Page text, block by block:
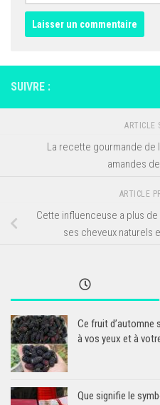
SUIVRE :
ARTICLE
La recette gourmande de
amandes
ARTICLE
Cette influenceuse a plus
ses cheveux naturels
Ce fruit d’automne
à vos yeux et à
Que signifie le